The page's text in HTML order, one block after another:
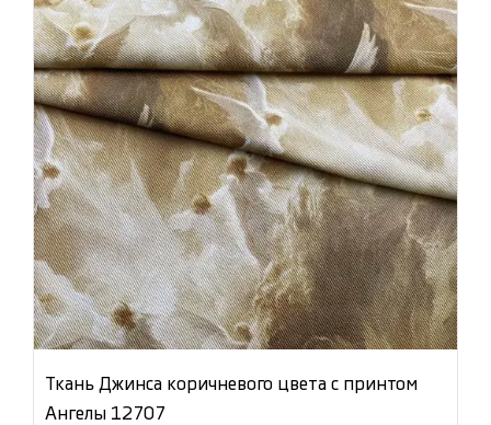
Ткань Джинса коричневого цвета с принтом
Ангелы 12707